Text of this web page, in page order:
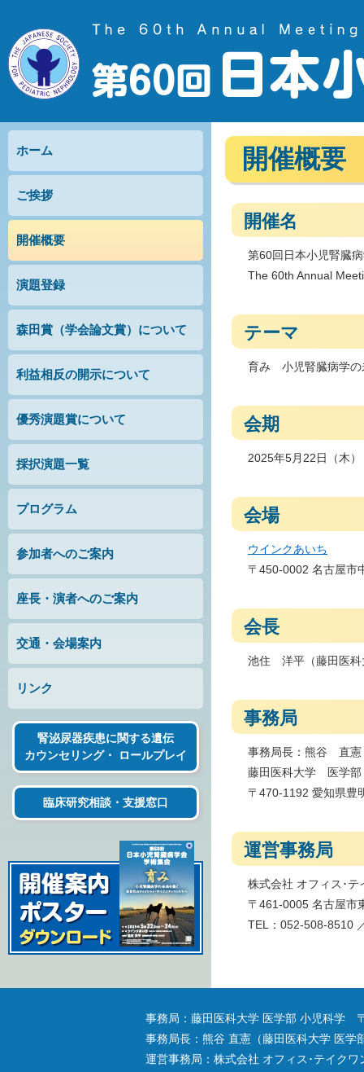
ホーム
ご挨拶
開催概要
演題登録
森田賞（学会論文賞）について
利益相反の開示について
優秀演題賞について
採択演題一覧
プログラム
参加者へのご案内
座長・演者へのご案内
交通・会場案内
リンク
腎泌尿器疾患に関する遺伝
カウンセリング・ ロールプレイ
臨床研究相談・支援窓口
開催概要
開催名
第60回日本小児腎臓
The 60th Annual
テーマ
育み 小児腎臓病学の
会期
2025年5月22日（木
会場
ウインクあいち
〒450-0002 名古屋市
会長
池住 洋平（藤田医
事務局
事務局長：熊谷 直憲
藤田医科大学 医学
〒470-1192 愛知県豊
運営事務局
株式会社 オフィス･
〒461-0005 名古屋市
TEL：052-508-8510
事務局：藤田医科大学 医学部 小児科学
事務局長：熊谷 直憲（藤田医科大学 医学
運営事務局：株式会社 オフィス･テイク